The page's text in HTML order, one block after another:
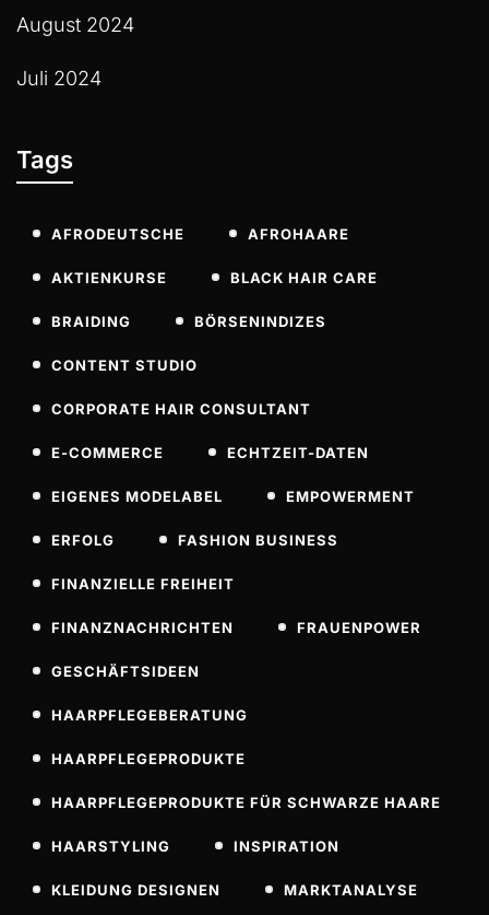
August 2024
Juli 2024
Tags
AFRODEUTSCHE AFROHAARE
AKTIENKURSE BLACK HAIR CARE
BRAIDING BÖRSENINDIZES
CONTENT STUDIO
CORPORATE HAIR CONSULTANT
E-COMMERCE ECHTZEIT-DATEN
EIGENES MODELABEL EMPOWERMENT
ERFOLG FASHION BUSINESS
FINANZIELLE FREIHEIT
FINANZNACHRICHTEN FRAUENPOWER
GESCHÄFTSIDEEN
HAARPFLEGEBERATUNG
HAARPFLEGEPRODUKTE
HAARPFLEGEPRODUKTE FÜR SCHWARZE HAARE
HAARSTYLING INSPIRATION
KLEIDUNG DESIGNEN MARKTANALYSE